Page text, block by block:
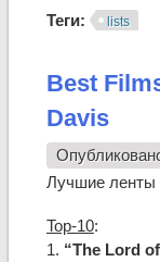
Теги: lists
Best
Davis
Лучшие ленты
Top-10:
1. “The Lord